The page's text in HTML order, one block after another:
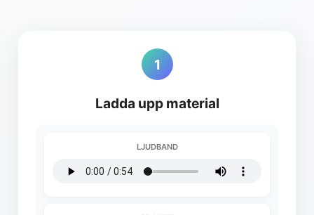
1
Ladda upp material
LJUDBAND